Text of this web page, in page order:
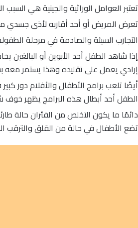
تعتبر العوامل الوراثية والجينية هي السبب
تعرض المريض أو أحد أقاربه لأذى جسدي
التجارب السيئة والصادمة في مرحلة
إذا شاهد الطفل أحد الأبوين أو البالغين
إرادي يعمل على تقليده وهذا يستمر
أيضًا تلعب برامج الأطفال والأفلام دور
الطفل أحد أبطال هذه البرامج يظهر خوف
دائمًا ما يكون التخلص من الفئران حالة
تضع الأطفال في حالة من القلق والترقب